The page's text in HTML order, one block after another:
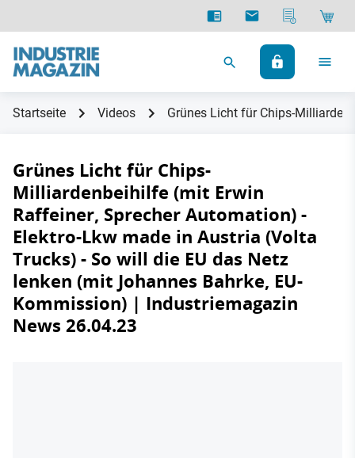
Startseite Videos Grünes Licht für Chips-
Grünes Licht für Chips-
Milliardenbeihilfe (mit Erwin
Raffeiner, Sprecher Automation) -
Elektro-Lkw made in Austria (Volta
Trucks) - So will die EU das Netz
lenken (mit Johannes Bahrke, EU-
Kommission) | Industriemagazin
News 26.04.23